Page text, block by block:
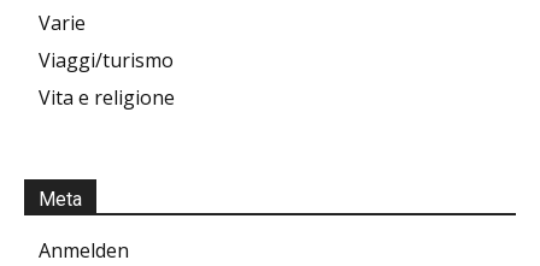
Varie
Viaggi/turismo
Vita e religione
Meta
Anmelden